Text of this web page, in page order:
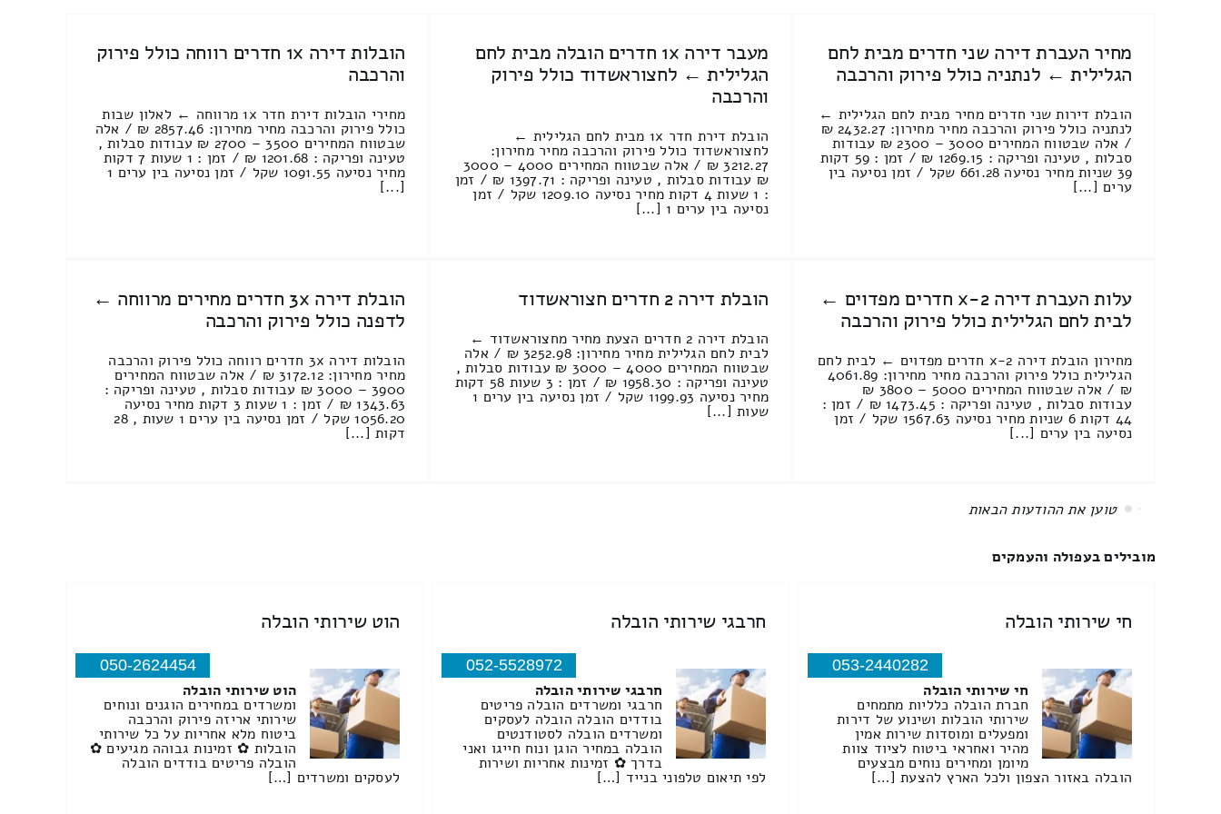
מחיר העברת דירה שני חדרים מבית לחם
הגלילית ← לנתניה כולל פירוק והרכבה
הובלת דירות שני חדרים מחיר מבית לחם הגלילית ←
לנתניה כולל פירוק והרכבה מחיר מחירון: 2432.27 ₪
/ אלה שבטווח המחירים 3000 – 2300 ₪ עבודות
סבלות , טעינה ופריקה : 1269.15 ₪ / זמן : 59 דקות
39 שניות מחיר נסיעה 661.28 שקל / זמן נסיעה בין
ערים [...]
מעבר דירה 1x חדרים הובלה מבית לחם
הגלילית ← לחצוראשדוד כולל פירוק
והרכבה
הובלת דירת חדר 1x מבית לחם הגלילית ←
לחצוראשדוד כולל פירוק והרכבה מחיר מחירון:
3212.27 ₪ / אלה שבטווח המחירים 4000 – 3000
₪ עבודות סבלות , טעינה ופריקה : 1397.71 ₪ / זמן
: 1 שעות 4 דקות מחיר נסיעה 1209.10 שקל / זמן
נסיעה בין ערים 1 [...]
הובלות דירה 1x חדרים רווחה כולל פירוק
והרכבה
מחירי הובלות דירת חדר 1x מרווחה ← לאלון שבות
כולל פירוק והרכבה מחיר מחירון: 2857.46 ₪ / אלה
שבטווח המחירים 3500 – 2700 ₪ עבודות סבלות ,
טעינה ופריקה : 1201.68 ₪ / זמן : 1 שעות 7 דקות
מחיר נסיעה 1091.55 שקל / זמן נסיעה בין ערים 1
[...]
עלות העברת דירה 2-x חדרים מפדוים ←
לבית לחם הגלילית כולל פירוק והרכבה
מחירון הובלת דירה 2-x חדרים מפדוים ← לבית לחם
הגלילית כולל פירוק והרכבה מחיר מחירון: 4061.89
₪ / אלה שבטווח המחירים 5000 – 3800 ₪
עבודות סבלות , טעינה ופריקה : 1473.45 ₪ / זמן :
44 דקות 6 שניות מחיר נסיעה 1567.63 שקל / זמן
נסיעה בין ערים [...]
הובלת דירה 2 חדרים חצוראשדוד
הובלת דירה 2 חדרים הצעת מחיר מחצוראשדוד ←
לבית לחם הגלילית מחיר מחירון: 3252.98 ₪ / אלה
שבטווח המחירים 4000 – 3000 ₪ עבודות סבלות ,
טעינה ופריקה : 1958.30 ₪ / זמן : 3 שעות 58 דקות
מחיר נסיעה 1199.93 שקל / זמן נסיעה בין ערים 1
שעות [...]
הובלת דירה 3x חדרים מחירים מרווחה ←
לדפנה כולל פירוק והרכבה
הובלות דירה 3x חדרים רווחה כולל פירוק והרכבה
מחיר מחירון: 3172.12 ₪ / אלה שבטווח המחירים
3900 – 3000 ₪ עבודות סבלות , טעינה ופריקה :
1343.63 ₪ / זמן : 1 שעות 3 דקות מחיר נסיעה
1056.20 שקל / זמן נסיעה בין ערים 1 שעות , 28
דקות [...]
All items displayed.
מובילים בעפולה והעמקים
חי שירותי הובלה
053-2440282
חי שירותי הובלה
חברת הובלה כלליות מתמחים
שירותי הובלות ושינוע של דירות
ומפעלים ומוסדות שירות אמין
מהיר ואחראי ביטוח לציוד צוות
מיומן ומחירים נוחים מבצעים
הובלה באזור הצפון ולכל הארץ להצעת […]
חרבגי שירותי הובלה
052-5528972
חרבגי שירותי הובלה
חרבגי ומשרדים הובלה פריטים
בודדים הובלה הובלה לעסקים
ומשרדים הובלה לסטודנטים
הובלה במחיר הוגן ונוח חייגו ואני
בדרך ✿ זמינות אחריות ושירות
לפי תיאום טלפוני בנייד […]
הוט שירותי הובלה
050-2624454
הוט שירותי הובלה
ומשרדים במחירים הוגנים ונוחים
שירותי אריזה פירוק והרכבה
ביטוח מלא אחריות על כל שירותי
הובלות ✿ זמינות גבוהה מגיעים ✿
הובלה פריטים בודדים הובלה
לעסקים ומשרדים […]